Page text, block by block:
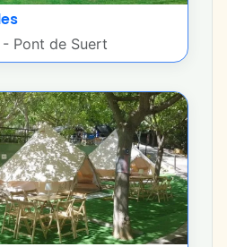
Pont de Suert